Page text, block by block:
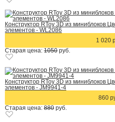
Конструктор RToy 3D из миниблоков
элементов - WL2086
1 020
Старая цена: 1050 руб.
Конструктор RToy 3D из миниблоков
элементов - JM9941-4
860
Старая цена: 880 руб.